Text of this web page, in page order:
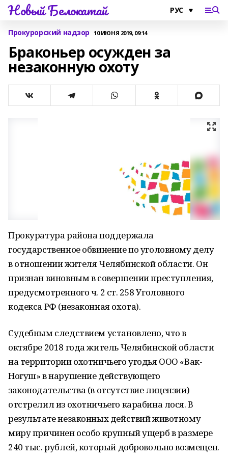
Новый Белокатай
Прокурорский надзор 10 ИЮНЯ 2019, 09:14
Браконьер осужден за
незаконную охоту
Прокуратура района поддержала
государственное обвинение по уголовному делу
в отношении жителя Челябинской области. Он
признан виновным в совершении преступления,
предусмотренного ч. 2 ст. 258 Уголовного
кодекса РФ (незаконная охота).
Судебным следствием установлено, что в
октябре 2018 года житель Челябинской области
на территории охотничьего угодья ООО «Вак-
Ногуш» в нарушение действующего
законодательства (в отсутствие лицензии)
отстрелил из охотничьего карабина лося. В
результате незаконных действий животному
миру причинен особо крупный ущерб в размере
240 тыс. рублей, который добровольно возмещен.